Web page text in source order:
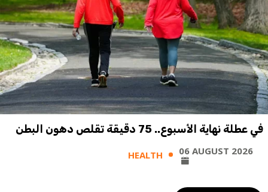
في عطلة نهاية الأسبوع.. 75 دقيقة تقلص دهون البطن
HEALTH 06 AUGUST 2026